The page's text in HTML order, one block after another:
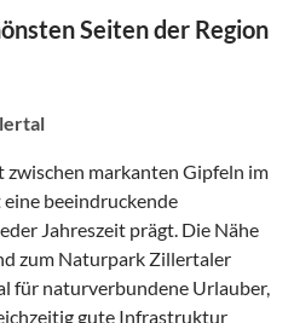
Seiten der Region
markanten Gipfeln im
beeindruckende
Jahreszeit prägt. Die Nähe
zum Naturpark Zillertaler
für naturverbundene Urlauber,
gute Infrastruktur